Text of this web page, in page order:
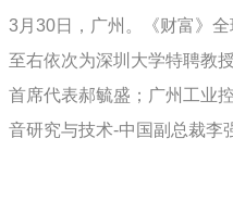
3月30日，广州。《财富》
至右依次为深圳大学特聘教
首席代表郝毓盛；广州工业
音研究与技术-中国副总裁李